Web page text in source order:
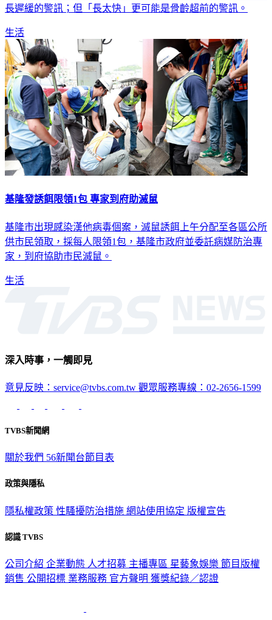
長遲緩的警訊；但「長太快」更可能是骨齡超前的警訊。
生活
基隆發誘餌限領1包 專家到府助滅鼠
基隆市出現感染漢他病毒個案，滅鼠誘餌上午分配至各區公所
供市民領取，採每人限領1包，基隆市政府並委託病媒防治專
家，到府協助市民滅鼠。
生活
深入時事，一觸即見
意見反映：service@tvbs.com.tw 觀眾服務專線：02-2656-1599
TVBS新聞網
關於我們 56新聞台節目表
政策與隱私
隱私權政策 性騷擾防治措施 網站使用協定 版權宣告
認識 TVBS
公司介紹 企業動態 人才招募 主播專區 星藝象娛樂 節目版權
銷售 公開招標 業務服務 官方聲明 獲獎紀錄／認證